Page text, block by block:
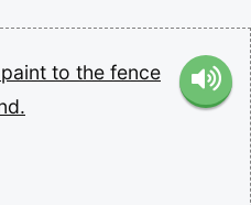
paint to the fence